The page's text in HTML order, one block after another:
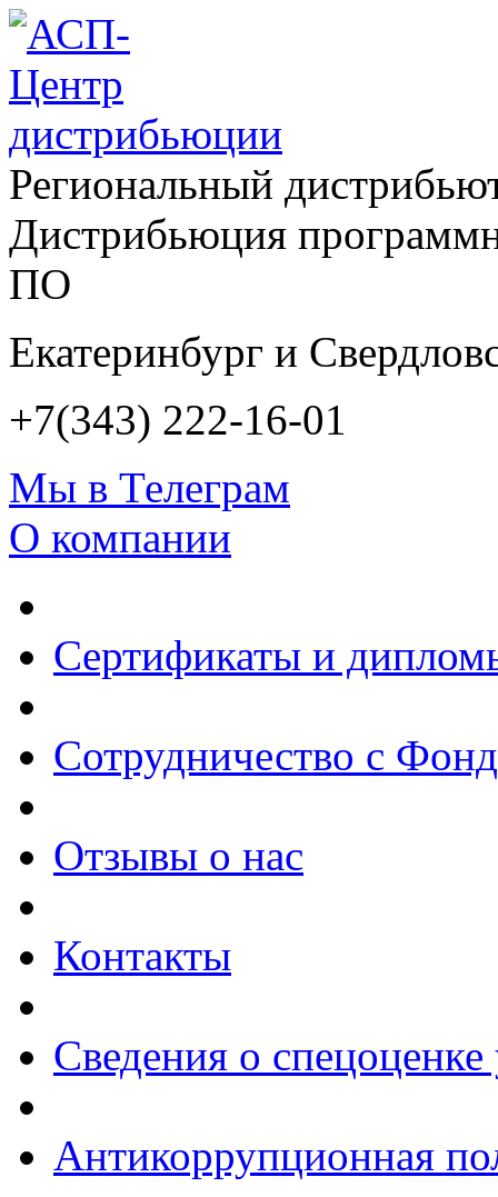
Региональный
Дистрибьюция
ПО
Екатеринбург и
+7(343) 222-16-01
Мы в Телеграм
О компании
Сертификаты и
Сотрудничество с
Отзывы о нас
Контакты
Сведения о
Антикоррупционная